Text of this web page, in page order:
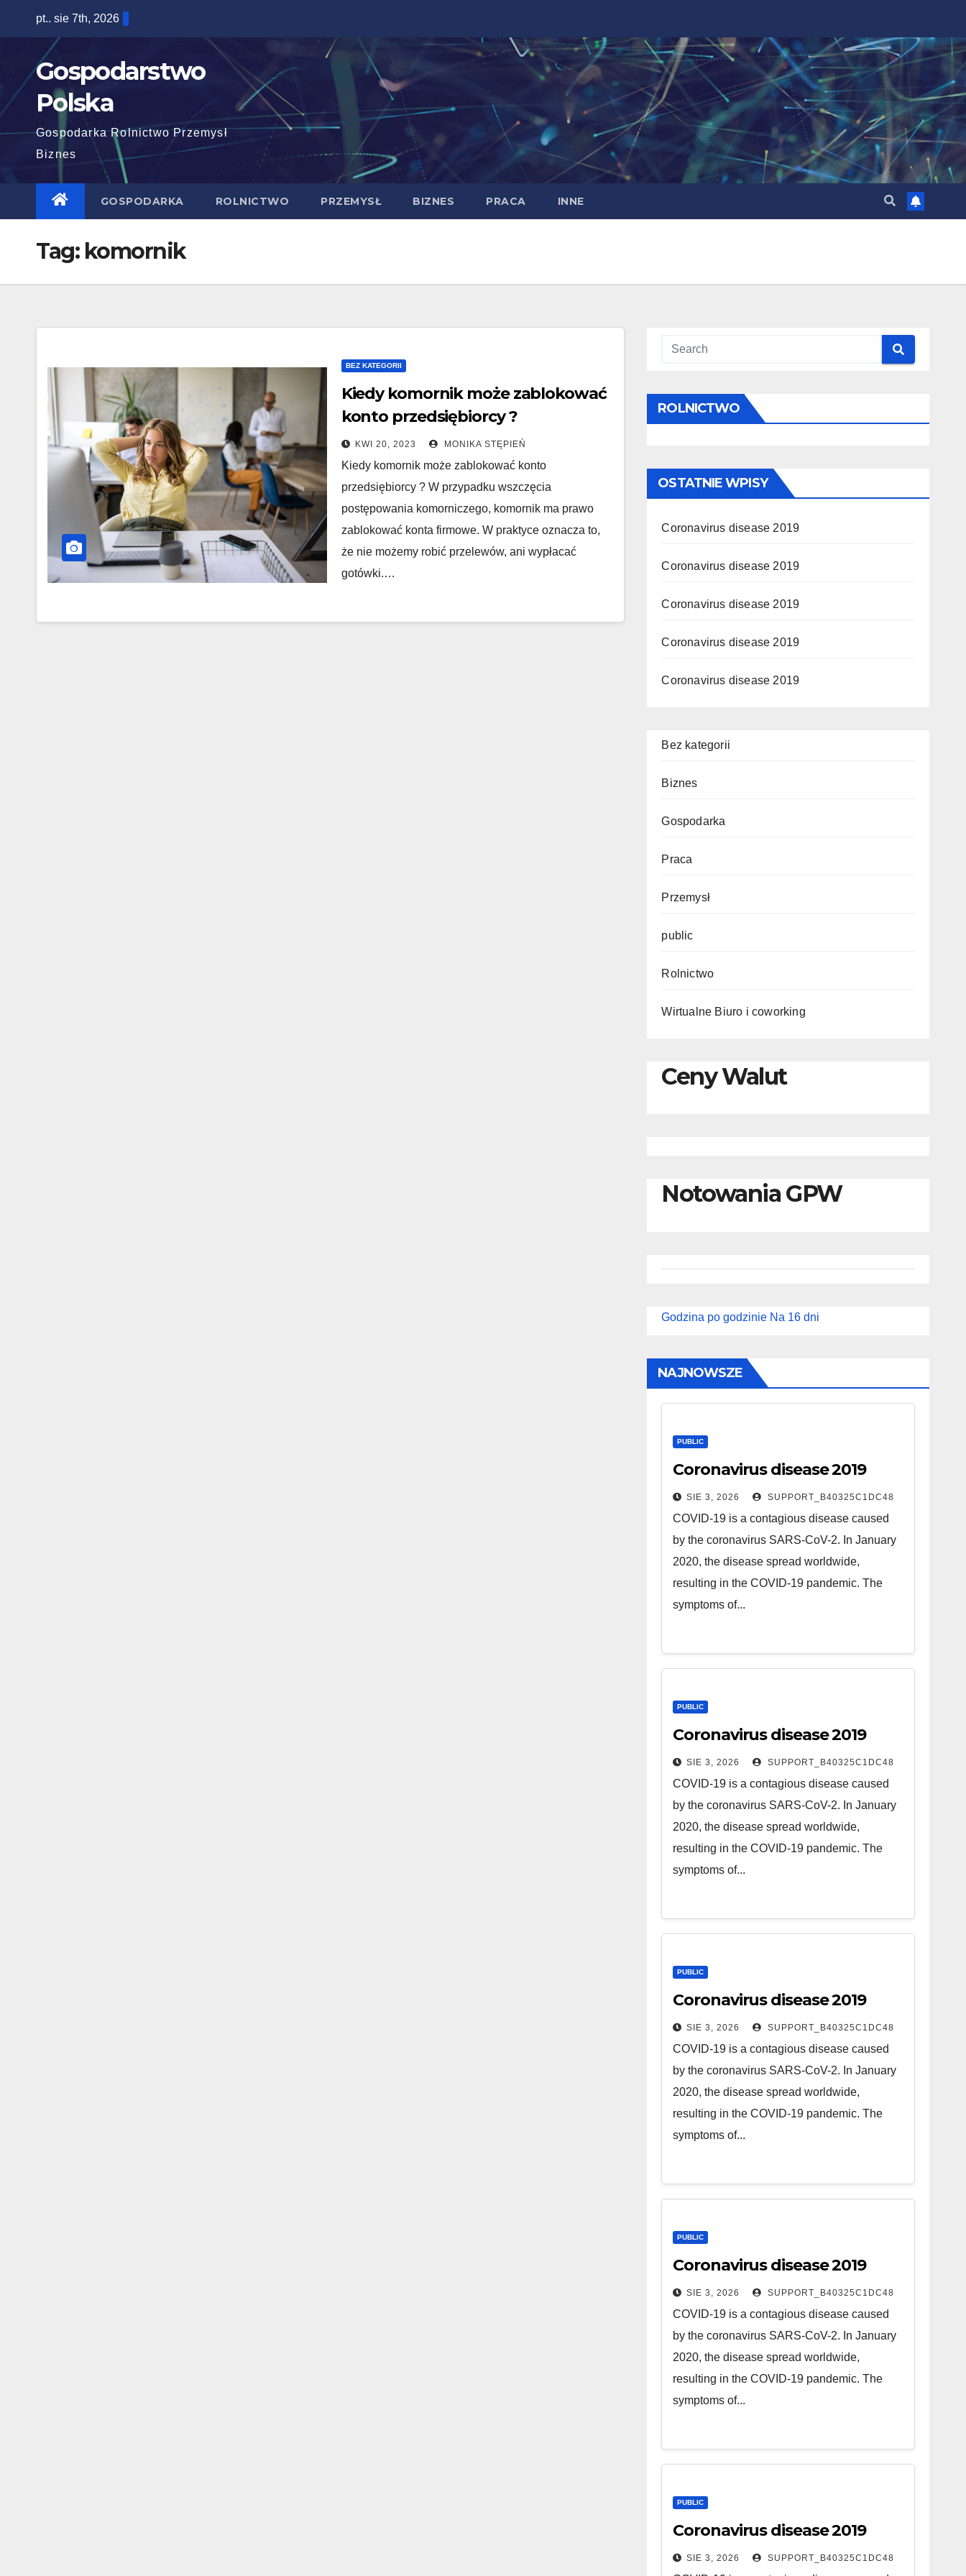
pt.. sie 7th, 2026
Gospodarstwo
Polska
Gospodarka Rolnictwo Przemysł
Biznes
GOSPODARKA ROLNICTWO PRZEMYSŁ BIZNES PRACA INNE
Tag: komornik
BEZ KATEGORII
Kiedy komornik może zablokować
konto przedsiębiorcy ?
KWI 20, 2023 MONIKA STĘPIEŃ
Kiedy komornik może zablokować konto
przedsiębiorcy ? W przypadku wszczęcia
postępowania komorniczego, komornik ma prawo
zablokować konta firmowe. W praktyce oznacza to,
że nie możemy robić przelewów, ani wypłacać
gotówki.…
ROLNICTWO
OSTATNIE WPISY
Coronavirus disease 2019
Coronavirus disease 2019
Coronavirus disease 2019
Coronavirus disease 2019
Coronavirus disease 2019
Bez kategorii
Biznes
Gospodarka
Praca
Przemysł
public
Rolnictwo
Wirtualne Biuro i coworking
Ceny Walut
Notowania GPW
Godzina po godzinie Na 16 dni
NAJNOWSZE
PUBLIC
Coronavirus disease 2019
SIE 3, 2026 SUPPORT_B40325C1DC48
COVID-19 is a contagious disease caused
by the coronavirus SARS-CoV-2. In January
2020, the disease spread worldwide,
resulting in the COVID-19 pandemic. The
symptoms of...
PUBLIC
Coronavirus disease 2019
SIE 3, 2026 SUPPORT_B40325C1DC48
COVID-19 is a contagious disease caused
by the coronavirus SARS-CoV-2. In January
2020, the disease spread worldwide,
resulting in the COVID-19 pandemic. The
symptoms of...
PUBLIC
Coronavirus disease 2019
SIE 3, 2026 SUPPORT_B40325C1DC48
COVID-19 is a contagious disease caused
by the coronavirus SARS-CoV-2. In January
2020, the disease spread worldwide,
resulting in the COVID-19 pandemic. The
symptoms of...
PUBLIC
Coronavirus disease 2019
SIE 3, 2026 SUPPORT_B40325C1DC48
COVID-19 is a contagious disease caused
by the coronavirus SARS-CoV-2. In January
2020, the disease spread worldwide,
resulting in the COVID-19 pandemic. The
symptoms of...
PUBLIC
Coronavirus disease 2019
SIE 3, 2026 SUPPORT_B40325C1DC48